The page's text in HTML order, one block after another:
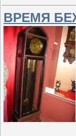
ВРЕМЯ